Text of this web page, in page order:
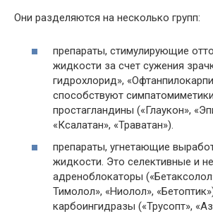
Они разделяются на несколько групп:
препараты, стимулирующие
жидкости за счет сужения
гидрохлорид»,
способствуют
простагландины («Глаукон»,
«Ксалатан», «Траватан»).
препараты, угнетающие
жидкости. Это селективные и
адреноблокаторы
Тимолол», «Ниолол»,
карбоингидразы («Трусопт»,